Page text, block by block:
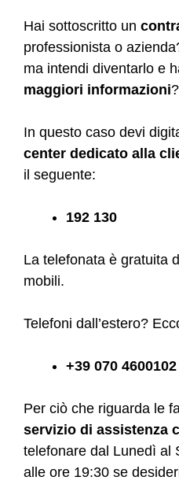
Hai sottoscritto un
professionista o
ma intendi diventarlo e
maggiori informazioni?
In questo caso devi
center dedicato alla
il seguente:
192 130
La telefonata è gratuita
mobili.
Telefoni dall’estero?
+39 070 4600102
Per ciò che riguarda le
servizio di assistenza
telefonare dal Lunedì al
alle ore 19:30 se